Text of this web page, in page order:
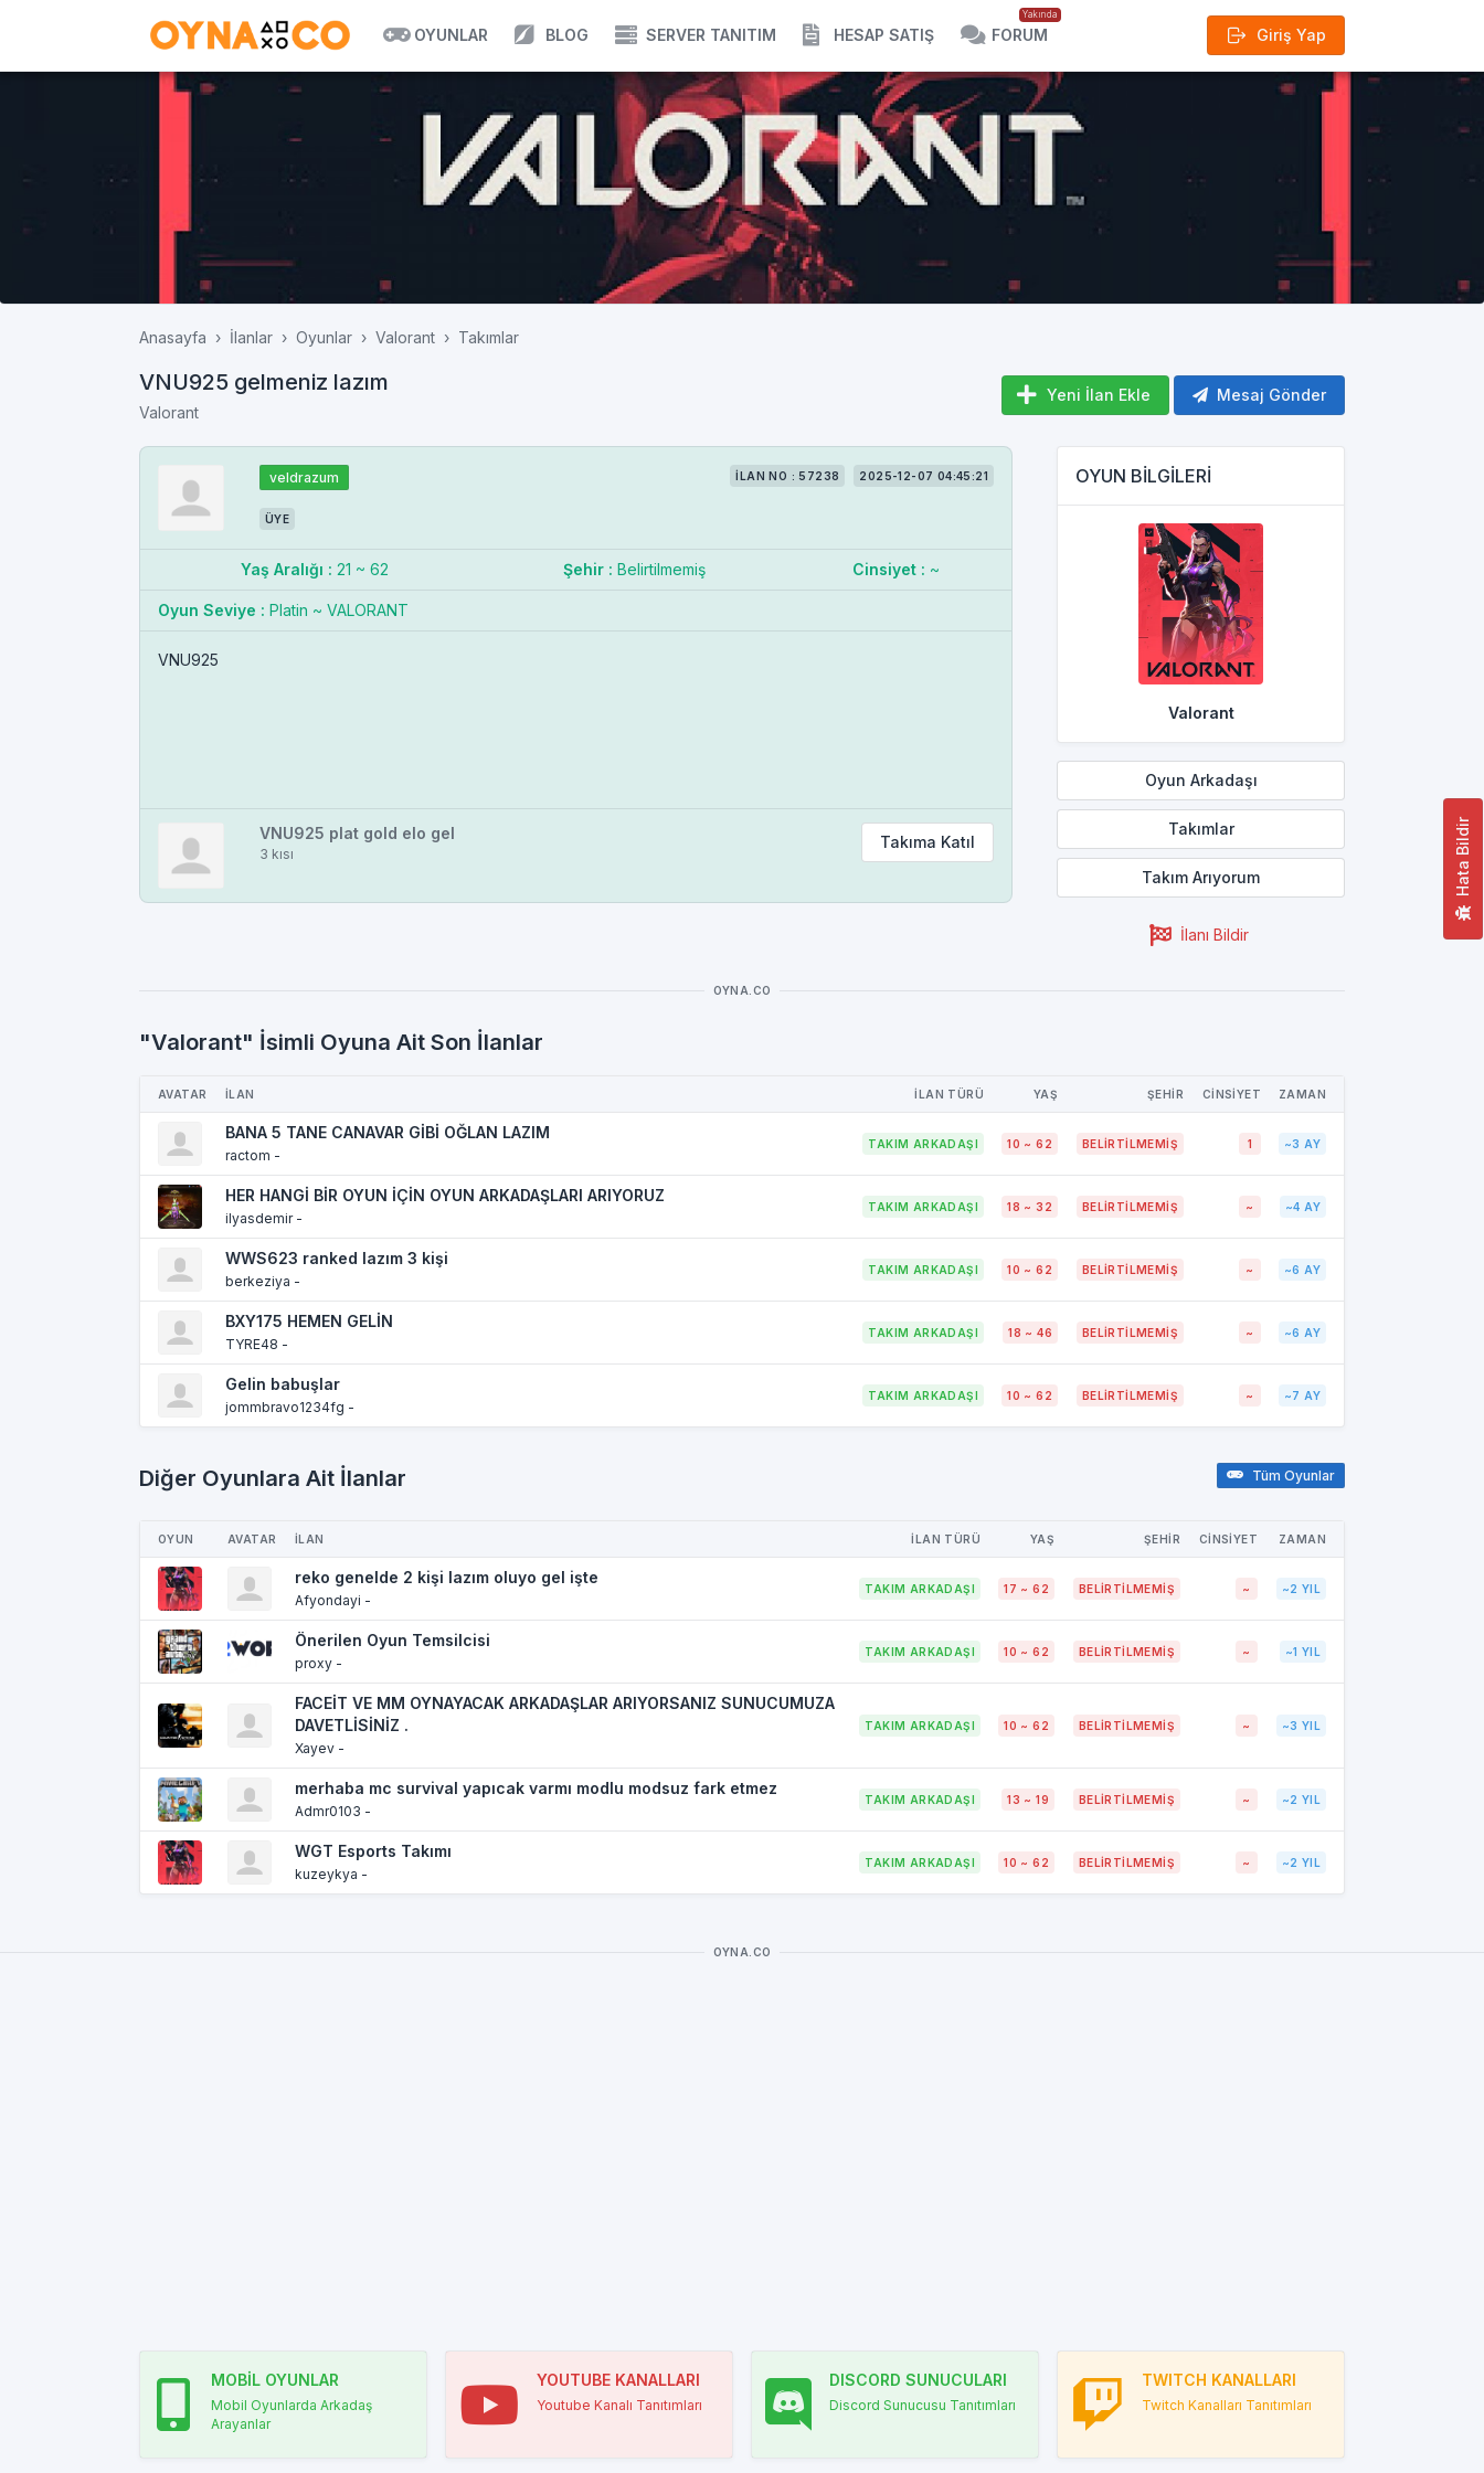
Hata Bildir
Giriş Yap
OYUNLAR BLOG SERVER TANITIM HESAP SATIŞ FORUM
Yakında
Anasayfa İlanlar Oyunlar Valorant Takımlar
VNU925 gelmeniz lazım
Valorant
Yeni İlan Ekle Mesaj Gönder
veldrazum
ÜYE
İLAN NO : 57238 2025-12-07 04:45:21
Yaş Aralığı : 21 ~ 62 Şehir : Belirtilmemiş Cinsiyet : ~
Oyun Seviye : Platin ~ VALORANT
VNU925
VNU925 plat gold elo gel
3 kısı
Takıma Katıl
OYUN BİLGİLERİ
Valorant
Oyun Arkadaşı
Takımlar
Takım Arıyorum
İlanı Bildir
OYNA.CO
"Valorant" İsimli Oyuna Ait Son İlanlar
AVATAR İLAN İLAN TÜRÜ YAŞ ŞEHİR CİNSİYET ZAMAN
BANA 5 TANE CANAVAR GİBİ OĞLAN LAZIM
ractom -
TAKIM ARKADAŞI 10 ~ 62 BELIRTILMEMIŞ 1 ~3 AY
HER HANGİ BİR OYUN İÇİN OYUN ARKADAŞLARI ARIYORUZ
ilyasdemir -
TAKIM ARKADAŞI 18 ~ 32 BELIRTILMEMIŞ ~ ~4 AY
WWS623 ranked lazım 3 kişi
berkeziya -
TAKIM ARKADAŞI 10 ~ 62 BELIRTILMEMIŞ ~ ~6 AY
BXY175 HEMEN GELİN
TYRE48 -
TAKIM ARKADAŞI 18 ~ 46 BELIRTILMEMIŞ ~ ~6 AY
Gelin babuşlar
jommbravo1234fg -
TAKIM ARKADAŞI 10 ~ 62 BELIRTILMEMIŞ ~ ~7 AY
Diğer Oyunlara Ait İlanlar Tüm Oyunlar
OYUN AVATAR İLAN İLAN TÜRÜ YAŞ ŞEHİR CİNSİYET ZAMAN
reko genelde 2 kişi lazım oluyo gel işte
Afyondayi -
TAKIM ARKADAŞI 17 ~ 62 BELIRTILMEMIŞ ~ ~2 YIL
Önerilen Oyun Temsilcisi
proxy -
TAKIM ARKADAŞI 10 ~ 62 BELIRTILMEMIŞ ~ ~1 YIL
FACEİT VE MM OYNAYACAK ARKADAŞLAR ARIYORSANIZ SUNUCUMUZA
DAVETLİSİNİZ .
Xayev -
TAKIM ARKADAŞI 10 ~ 62 BELIRTILMEMIŞ ~ ~3 YIL
merhaba mc survival yapıcak varmı modlu modsuz fark etmez
Admr0103 -
TAKIM ARKADAŞI 13 ~ 19 BELIRTILMEMIŞ ~ ~2 YIL
WGT Esports Takımı
kuzeykya -
TAKIM ARKADAŞI 10 ~ 62 BELIRTILMEMIŞ ~ ~2 YIL
OYNA.CO
MOBİL OYUNLAR
Mobil Oyunlarda Arkadaş
Arayanlar
YOUTUBE KANALLARI
Youtube Kanalı Tanıtımları
DISCORD SUNUCULARI
Discord Sunucusu Tanıtımları
TWITCH KANALLARI
Twitch Kanalları Tanıtımları